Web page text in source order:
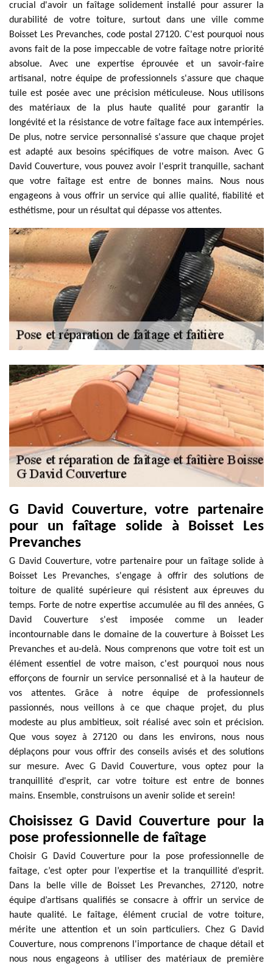
crucial d'avoir un faîtage solidement installé pour assurer la
durabilité de votre toiture, surtout dans une ville comme
Boisset Les Prevanches, code postal 27120. C'est pourquoi nous
avons fait de la pose impeccable de votre faîtage notre priorité
absolue. Avec une expertise éprouvée et un savoir-faire
artisanal, notre équipe de professionnels s'assure que chaque
tuile est posée avec une précision méticuleuse. Nous utilisons
des matériaux de la plus haute qualité pour garantir la
longévité et la résistance de votre faîtage face aux intempéries.
De plus, notre service personnalisé s'assure que chaque projet
est adapté aux besoins spécifiques de votre maison. Avec G
David Couverture, vous pouvez avoir l'esprit tranquille, sachant
que votre faîtage est entre de bonnes mains. Nous nous
engageons à vous offrir un service qui allie qualité, fiabilité et
esthétisme, pour un résultat qui dépasse vos attentes.
G David Couverture, votre partenaire
pour un faîtage solide à Boisset Les
Prevanches
G David Couverture, votre partenaire pour un faîtage solide à
Boisset Les Prevanches, s'engage à offrir des solutions de
toiture de qualité supérieure qui résistent aux épreuves du
temps. Forte de notre expertise accumulée au fil des années, G
David Couverture s'est imposée comme un leader
incontournable dans le domaine de la couverture à Boisset Les
Prevanches et au-delà. Nous comprenons que votre toit est un
élément essentiel de votre maison, c'est pourquoi nous nous
efforçons de fournir un service personnalisé et à la hauteur de
vos attentes. Grâce à notre équipe de professionnels
passionnés, nous veillons à ce que chaque projet, du plus
modeste au plus ambitieux, soit réalisé avec soin et précision.
Que vous soyez à 27120 ou dans les environs, nous nous
déplaçons pour vous offrir des conseils avisés et des solutions
sur mesure. Avec G David Couverture, vous optez pour la
tranquillité d'esprit, car votre toiture est entre de bonnes
mains. Ensemble, construisons un avenir solide et serein!
Choisissez G David Couverture pour la
pose professionnelle de faîtage
Choisir G David Couverture pour la pose professionnelle de
faîtage, c’est opter pour l’expertise et la tranquillité d’esprit.
Dans la belle ville de Boisset Les Prevanches, 27120, notre
équipe d’artisans qualifiés se consacre à offrir un service de
haute qualité. Le faîtage, élément crucial de votre toiture,
mérite une attention et un soin particuliers. Chez G David
Couverture, nous comprenons l'importance de chaque détail et
nous nous engageons à utiliser des matériaux de première